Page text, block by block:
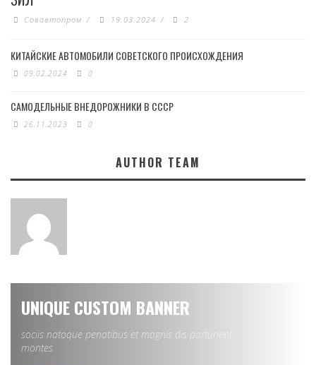
Совавтопром / 19.03.2024 / 2
КИТАЙСКИЕ АВТОМОБИЛИ СОВЕТСКОГО ПРОИСХОЖДЕНИЯ
09.02.2024 0
САМОДЕЛЬНЫЕ ВНЕДОРОЖНИКИ В СССР
26.11.2023 0
AUTHOR TEAM
UNIQUE CUSTOM BANNER
sociis natoque penatibus et magnis dis parturient
montes